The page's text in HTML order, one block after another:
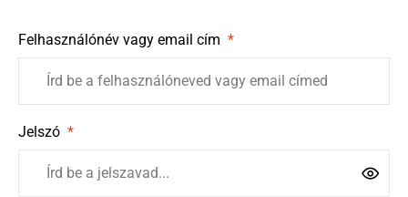
Felhasználónév vagy email cím *
Jelszó *